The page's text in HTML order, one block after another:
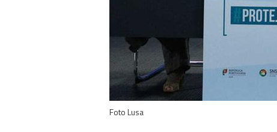
Foto Lusa